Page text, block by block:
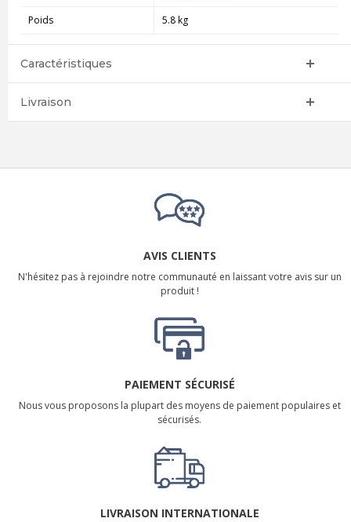
Poids 5.8 kg
Caractéristiques
Livraison
AVIS CLIENTS
N'hésitez pas à rejoindre notre communauté en laissant votre avis sur un
produit !
PAIEMENT SÉCURISÉ
Nous vous proposons la plupart des moyens de paiement populaires et
sécurisés.
LIVRAISON INTERNATIONALE